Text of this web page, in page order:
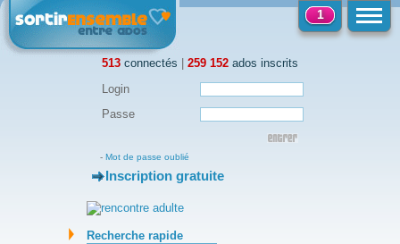
513 connectés | 259 152 ados inscrits
1
Login
Passe
- Mot de passe oublié
-Inscription gratuite
Recherche rapide